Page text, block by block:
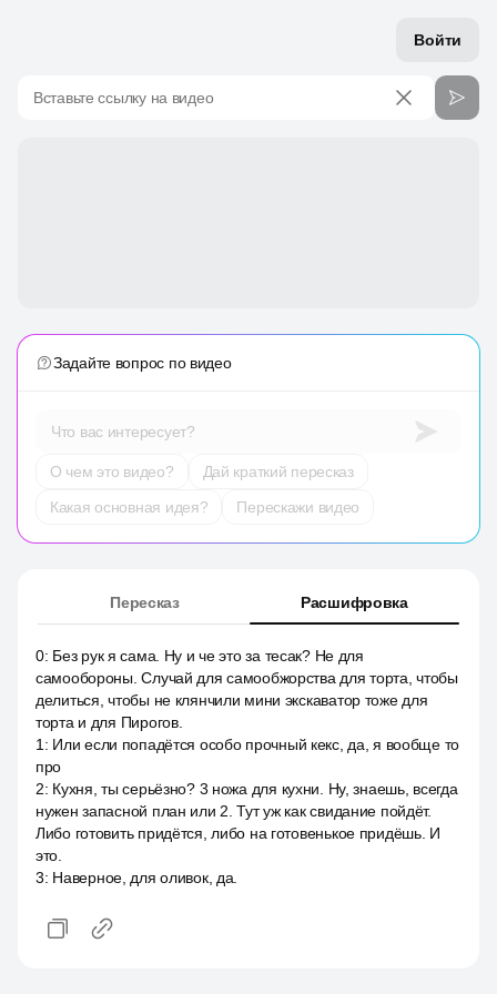
Войти
Вставьте ссылку на видео
Задайте вопрос по видео
Что вас интересует?
О чем это видео?
Дай краткий пересказ
Какая основная идея?
Перескажи видео
Пересказ Расшифровка
0: Без рук я сама. Ну и че это за тесак? Не для
самообороны. Случай для самообжорства для торта, чтобы
делиться, чтобы не клянчили мини экскаватор тоже для
торта и для Пирогов.
1 : Или если попадётся особо прочный кекс, да, я вообще то
про
2: Кухня, ты серьёзно? 3 ножа для кухни. Ну, знаешь, всегда
нужен запасной план или 2. Тут уж как свидание пойдёт.
Либо готовить придётся, либо на готовенькое придёшь. И
это.
3: Наверное, для оливок, да.